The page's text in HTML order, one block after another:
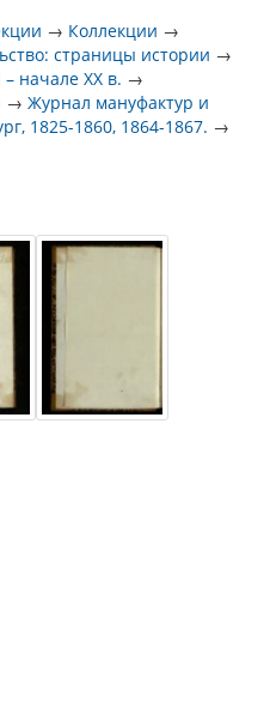
→ Коллекции →
страницы истории →
начале XX в. →
→Журнал мануфактур и
1825-1860, 1864-1867. →